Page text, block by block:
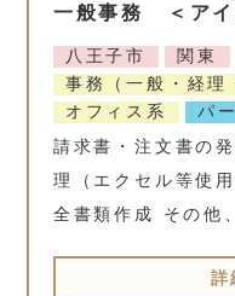
一般事務 ＜アイ
八王子市 関東
事務（一般・経理
オフィス系
パ
請求書・注文書の
理（エクセル等使
全書類作成 その他
詳